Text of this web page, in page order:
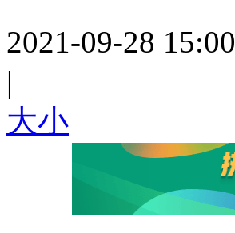
2021-09-28 15:00
|
大小